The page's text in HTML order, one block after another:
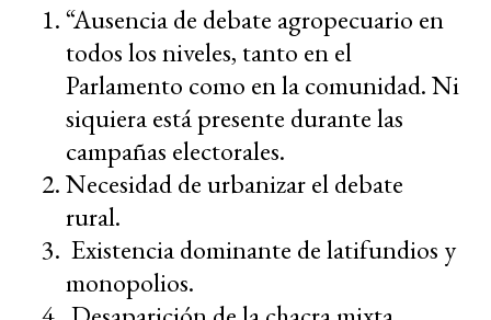
“Ausencia de debate agropecuario en
todos los niveles, tanto en el
Parlamento como en la comunidad. Ni
siquiera está presente durante las
campañas electorales.
Necesidad de urbanizar el debate
rural.
Existencia dominante de latifundios y
monopolios.